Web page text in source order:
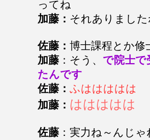
ってね
加藤： それありまし
佐藤： 博士課程とか
加藤 ：そう、 で院士
たんです
佐藤： ふははははは
加藤： ははははは
佐藤 ：実力ね～んじ